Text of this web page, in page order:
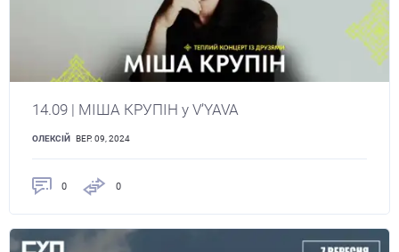
14.09 | МІША КРУПІН у V’YAVA
ОЛЕКСІЙ ВЕР. 09, 2024
0 0